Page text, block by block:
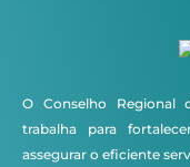
O Conselho Regional
trabalha para
assegurar o eficiente